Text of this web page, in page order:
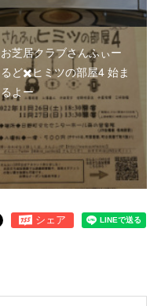
お芝居クラブさんふぃー
るど✖️ヒミツの部屋4 始ま
るよー